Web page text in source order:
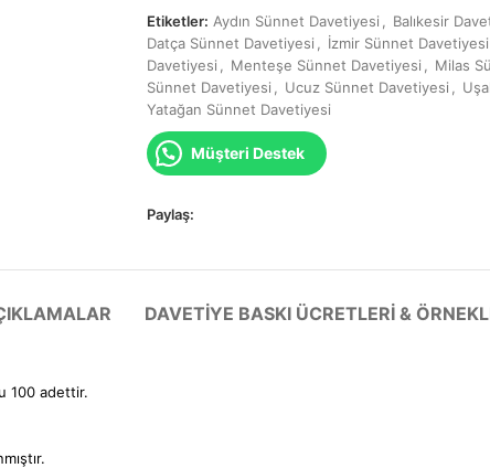
Etiketler: Aydın Sünnet Davetiyesi Balıkesir
Datça Sünnet Davetiyesi
İzmir Sünnet Davetiyesi
Davetiyesi
Menteşe Sünnet Davetiyesi Milas
Sünnet Davetiyesi
Ucuz Sünnet Davetiyesi
Yatağan Sünnet Davetiyesi
Müşteri Destek
Paylaş:
DAVETIYE BASKI ÜCRETLERI &
100 adettir.